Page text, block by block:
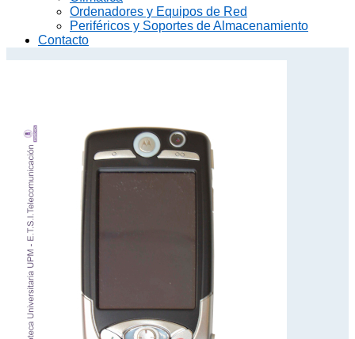
Ordenadores y Equipos de Red
Periféricos y Soportes de Almacenamiento
Contacto